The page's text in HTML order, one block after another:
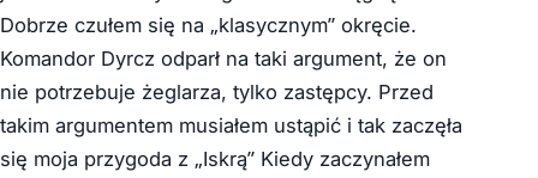
Dobrze czułem się na „klasycznym” okręcie.
Komandor Dyrcz odparł na taki argument, że on
nie potrzebuje żeglarza, tylko zastępcy. Przed
takim argumentem musiałem ustąpić i tak zaczęła
się moja przygoda z „Iskrą” Kiedy zaczynałem